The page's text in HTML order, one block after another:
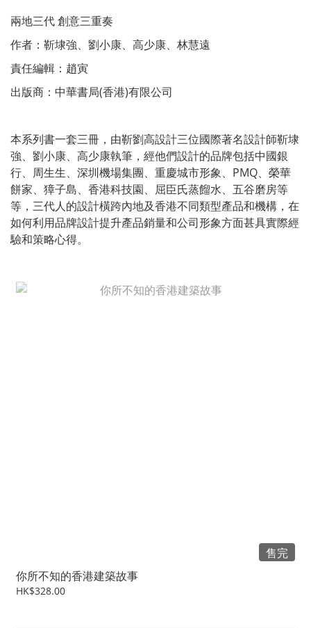
兩地三代 創意三重奏
作者：靳埭強、劉小康、高少康、林慧遠
責任編輯：趙寅
出版商：中華書局(香港)有限公司
本系列書一套三冊，由靳劉高設計三位國際著名設計師靳埭
強、劉小康、高少康執筆，經他們設計的品牌包括中國銀
行、周生生、深圳機場集團、重慶城市形象、PMQ、榮華
餅家、獐子島、香港科技園、屈臣氏蒸餾水、五谷磨房等
等，三代人的設計橫跨內地及香港不同類型產品和機構，在
如何利用品牌設計提升產品銷量和公司形象方面甚具實際經
驗和策略心得。
售完
你所不知的香港建築故事
HK$328.00